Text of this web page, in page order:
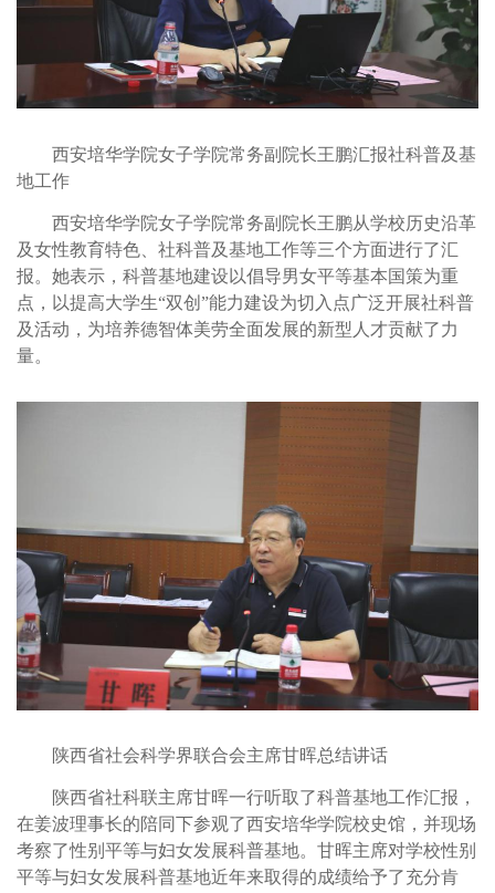
西安培华学院女子学院常务副院长王鹏汇报社科普及基
地工作
西安培华学院女子学院常务副院长王鹏从学校历史沿革
及女性教育特色、社科普及基地工作等三个方面进行了汇
报。她表示，科普基地建设以倡导男女平等基本国策为重
点，以提高大学生“双创”能力建设为切入点广泛开展社科普
及活动，为培养德智体美劳全面发展的新型人才贡献了力
量。
陕西省社会科学界联合会主席甘晖总结讲话
陕西省社科联主席甘晖一行听取了科普基地工作汇报，
在姜波理事长的陪同下参观了西安培华学院校史馆，并现场
考察了性别平等与妇女发展科普基地。甘晖主席对学校性别
平等与妇女发展科普基地近年来取得的成绩给予了充分肯